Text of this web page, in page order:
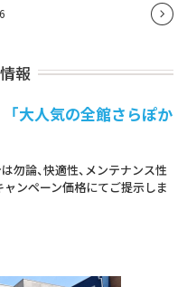
6
報
大人気の全館さらぽか
勿論、快適性、メンテナンス性
ンペーン価格にてご提示しま